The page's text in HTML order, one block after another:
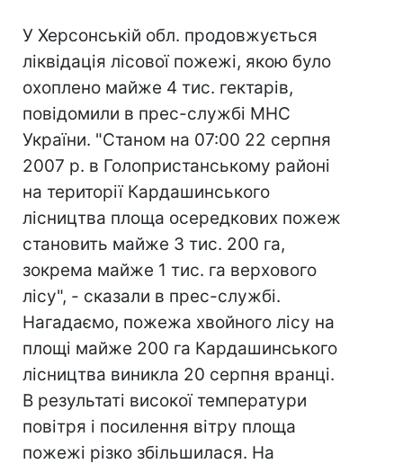
У Херсонській обл. продовжується
ліквідація лісової пожежі, якою було
охоплено майже 4 тис. гектарів,
повідомили в прес-службі МНС
України. "Станом на 07:00 22 серпня
2007 р. в Голопристанському районі
на території Кардашинського
лісництва площа осередкових пожеж
становить майже 3 тис. 200 га,
зокрема майже 1 тис. га верхового
лісу", - сказали в прес-службі.
Нагадаємо, пожежа хвойного лісу на
площі майже 200 га Кардашинського
лісництва виникла 20 серпня вранці.
В результаті високої температури
повітря і посилення вітру площа
пожежі різко збільшилася. На